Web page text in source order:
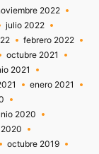
2022
julio 2022
febrero 2022
octubre 2021
2021
enero 2021
2020
octubre 2019